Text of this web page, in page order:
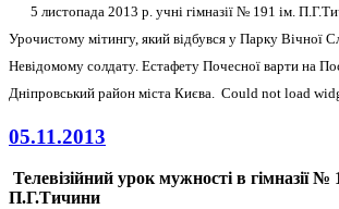
5 листопада 2013 р. учні гімназії № 191 ім.
Урочистому мітингу, який відбувся у Парку Вічної
Невідомому солдату. Естафету Почесної варти на
Дніпровський район міста Києва. Could not load
05.11.2013
Телевізійний урок мужності в гімназії №
П.Г.Тичини